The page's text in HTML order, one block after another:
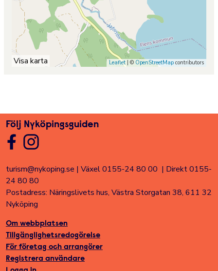
Leaflet | © OpenStreetMap contributors
Visa karta
Följ Nyköpingsguiden
turism@nykoping.se | Växel 0155-24 80 00 | Direkt 0155-
24 80 80
Postadress: Näringslivets hus, Västra Storgatan 38, 611 32
Nyköping
Om webbplatsen
Tillgänglighetsredogörelse
För företag och arrangörer
Registrera användare